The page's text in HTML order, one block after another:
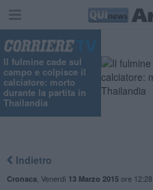
Il fulmine cade sul
campo e colpisce il
calciatore: morto
durante la partita in
Thailandia
Indietro
Cronaca Venerdì 13 Marzo 2015ore 12:28